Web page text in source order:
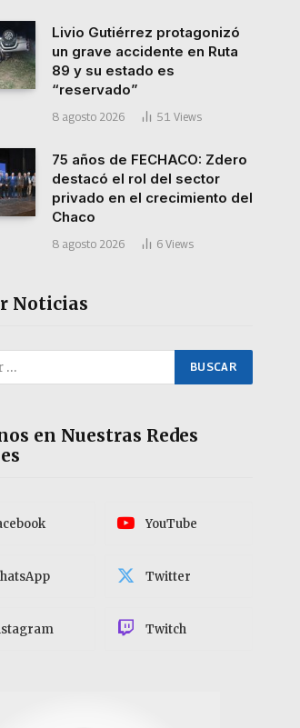
Livio Gutiérrez protagonizó
un grave accidente en Ruta
89 y su estado es
“reservado”
8 agosto 2026 51 Views
75 años de FECHACO: Zdero
destacó el rol del sector
privado en el crecimiento del
Chaco
8 agosto 2026 6 Views
Noticias
en Nuestras Redes
YouTube
Twitter
Twitch